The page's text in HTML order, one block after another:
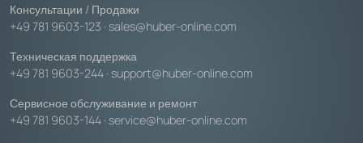
Консультации / Продажи
+49 781 9603-123 · sales@huber-online.com
Техническая поддержка
+49 781 9603-244 · support@huber-online.com
Сервисное обслуживание и ремонт
+49 781 9603-144 · service@huber-online.com